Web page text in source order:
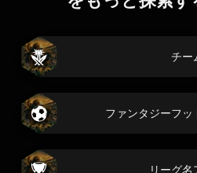
チー
ファンタジーフ
リーグ